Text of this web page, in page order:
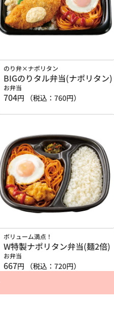
のり弁×ナポリタン
BIGのりタル弁当(ナポリタン)
お弁当
704円 （税込： 760円）
ボリューム満点！
W特製ナポリタン弁当(麺2倍)
お弁当
667円 （税込： 720円）